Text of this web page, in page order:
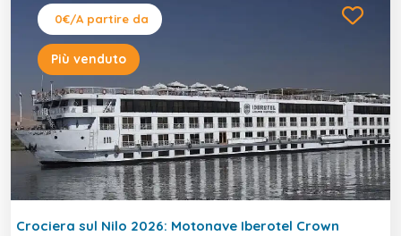
0€/A partire da
Più venduto
Crociera sul Nilo 2026: Motonave Iberotel Crown